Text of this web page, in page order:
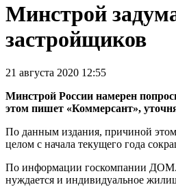
Минстрой
застройщиков
21 августа 2020 12:55
Минстрой России намерен
этом пишет «Коммерсант»,
По данным издания, причиной
целом с начала текущего года
По информации госкомпании
нуждается и индивидуальное